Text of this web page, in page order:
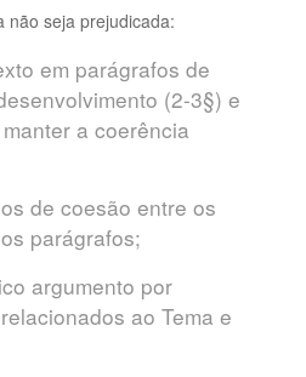
não seja prejudicada:
em parágrafos de
(2-3§) e
a coerência
de coesão entre os
parágrafos;
argumento por
ao Tema e